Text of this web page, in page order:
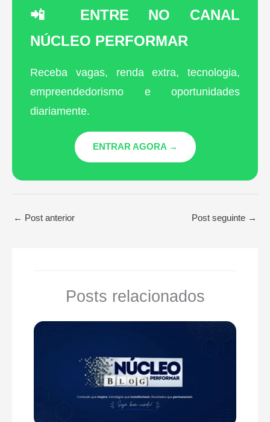
📲 ENTRE NO CANAL
NÚCLEO PERFORMAR
Receba vagas, renda extra, tecnologia,
empreendedorismo e oportunidades
diariamente.
ENTRAR AGORA →
← Post anterior Post seguinte →
Posts relacionados